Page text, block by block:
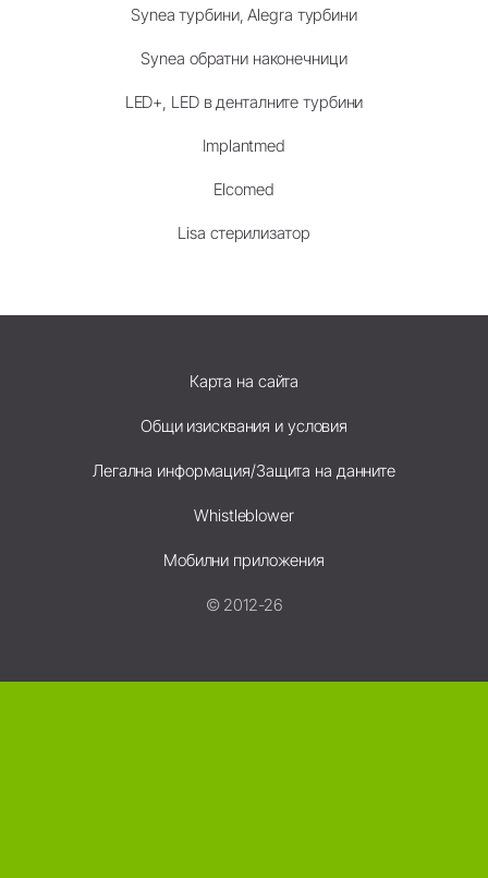
Synea турбини, Alegra турбини
Synea обратни наконечници
LED+, LED в денталните турбини
Implantmed
Elcomed
Lisa стерилизатор
Карта на сайта
Общи изисквания и условия
Легална информация/Защита на данните
Whistleblower
Мобилни приложения
© 2012-26